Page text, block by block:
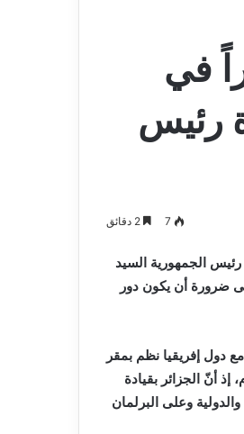
في
رئيس
7
رئيس الجمهورية السيد
ضرورة أن يكون دور
دول إفريقيا نظم بمقر
إذ أنّ الجزائر بقيادة
وعلى البرلمان